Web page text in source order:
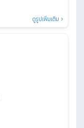
ดูรูปเพิ่มเติม